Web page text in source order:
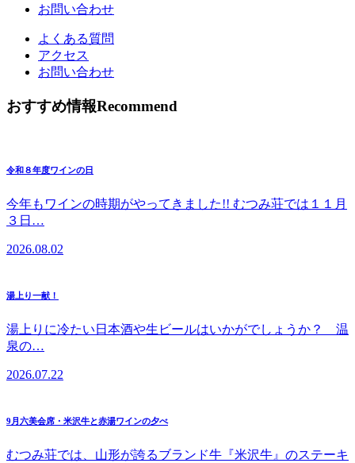
お問い合わせ
よくある質問
アクセス
お問い合わせ
おすすめ情報Recommend
令和８年度ワインの日
今年もワインの時期がやってきました!! むつみ荘では１１月
３日…
2026.08.02
湯上り一献！
湯上りに冷たい日本酒や生ビールはいかがでしょうか？ 温
泉の…
2026.07.22
9月六美会席・米沢牛と赤湯ワインの夕べ
むつみ荘では、山形が誇るブランド牛『米沢牛』のステーキ